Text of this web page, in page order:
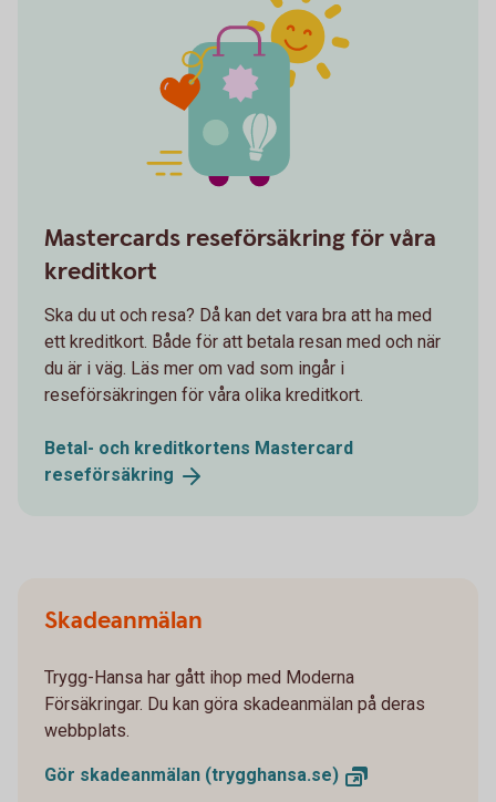
Mastercards reseförsäkring för våra
kreditkort
Ska du ut och resa? Då kan det vara bra att ha med
ett kreditkort. Både för att betala resan med och när
du är i väg. Läs mer om vad som ingår i
reseförsäkringen för våra olika kreditkort.
Betal- och kreditkortens Mastercard
reseförsäkring
Skadeanmälan
Trygg-Hansa har gått ihop med Moderna
Försäkringar. Du kan göra skadeanmälan på deras
webbplats.
Gör skadeanmälan (trygghansa.se)